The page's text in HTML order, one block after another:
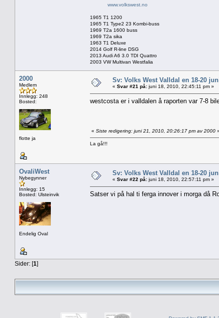
www.volkswest.no
1965 T1 1200
1965 T1 Type2 23 Kombi-buss
1969 T2a 1600 buss
1969 T2a sika
1963 T1 Deluxe
2014 Golf R-line DSG
2013 Audi A6 3.0 TDI Quattro
2003 VW Multivan Westfalia
2000
Medlem
Innlegg: 248
Bosted:
flotte ja
Sv: Volks West Valldal en 18-20
« Svar #21 på: juni 18, 2010, 22:45:11 pm »
westcosta er i valldalen å raporten var 7-8
« Siste redigering: juni 21, 2010, 20:26:17 pm av 2000
La gå!!!
OvaliWest
Nybegynner
Innlegg: 15
Bosted: Ulsteinvik
Endelig Oval
Sv: Volks West Valldal en 18-20
« Svar #22 på: juni 18, 2010, 22:57:11 pm »
Satser vi på hal ti ferga innover i morga då
Sider: [1]